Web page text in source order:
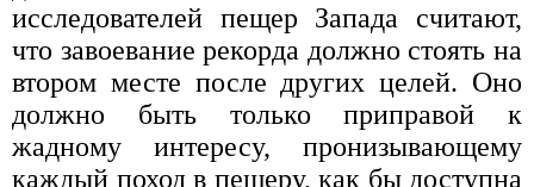
исследователей пещер Запада считают,
что завоевание рекорда должно стоять на
втором месте после других целей. Оно
должно быть только приправой к
жадному интересу, пронизывающему
каждый поход в пещеру, как бы доступна